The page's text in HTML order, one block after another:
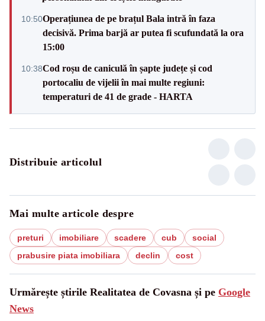
10:50Operațiunea de pe brațul Bala intră în faza
decisivă. Prima barjă ar putea fi scufundată la ora
15:00
10:38Cod roșu de caniculă în șapte județe și cod
portocaliu de vijelii în mai multe regiuni:
temperaturi de 41 de grade - HARTA
Distribuie articolul
Mai multe articole despre
preturi imobiliare scadere cub
social
prabusire piata imobiliara
declin cost
Urmărește știrile Realitatea de Covasna și pe Google
News